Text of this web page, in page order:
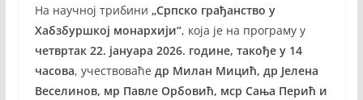
На научној трибини „Српско грађанство у
Хабзбуршкој монархији“, која је на програму у
четвртак 22. јануара 2026. године, такође у 14
часова, учествоваће др Милан Мицић, др Јелена
Веселинов, мр Павле Орбовић, мср Сања Перић и